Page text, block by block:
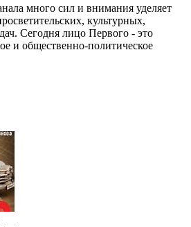
много сил и внимания уделяет
культурных,
Сегодня лицо Первого - это
и общественно-политическое